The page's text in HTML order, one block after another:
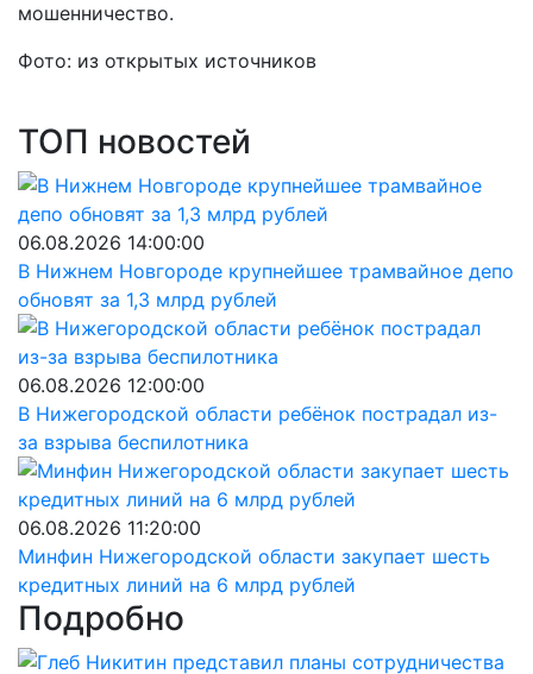
мошенничество.
Фото: из открытых источников
ТОП новостей
06.08.2026 14:00:00
В Нижнем Новгороде крупнейшее трамвайное депо
обновят за 1,3 млрд рублей
06.08.2026 12:00:00
В Нижегородской области ребёнок пострадал из-
за взрыва беспилотника
06.08.2026 11:20:00
Минфин Нижегородской области закупает шесть
кредитных линий на 6 млрд рублей
Подробно